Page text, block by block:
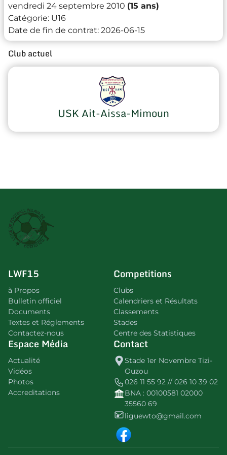
vendredi 24 septembre 2010 (15 ans)
Catégorie: U16
Date de fin de contrat: 2026-06-15
Club actuel
USK Ait-Aissa-Mimoun
LWF15
à Propos
Bulletin officiel
Documents
Textes et Réglements
Contactez-nous
Competitions
Clubs
Calendriers et Résultats
Classements
Stades
Centre des Statistiques
Espace Média
Actualité
Vidéos
Photos
Accreditations
Contact
Stade 1er Novembre Tizi-
Ouzou
026 11 55 92 // 026 10 39 02
BNA : 00100581 02000
35560 69
liguewto@gmail.com